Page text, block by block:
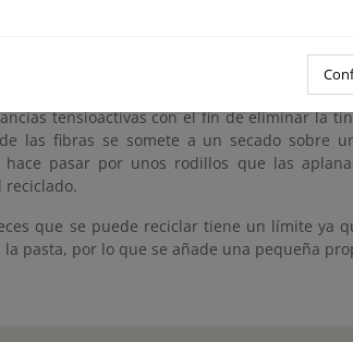
residuo de papel tratado entra en la fábrica
en el púlper y se agita. Se separan de las
tensioactivas con el fin de eliminar la
las fibras se somete a un secado sobre
hace pasar por unos rodillos que las
reciclado.
que se puede reciclar tiene un límite ya
pasta, por lo que se añade una pequeña